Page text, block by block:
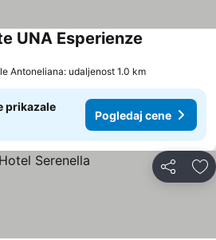
UNA Esperienze
Antoneliana: udaljenost 1.0 km
prikazale
Pogledaj cene
Deli